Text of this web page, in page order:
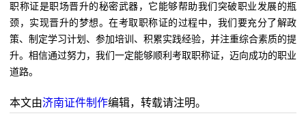
职称证是职场晋升的秘密武器，它能够帮助我们突破职业发展的瓶
颈，实现晋升的梦想。在考取职称证的过程中，我们要充分了解政
策、制定学习计划、参加培训、积累实践经验，并注重综合素质的提
升。相信通过努力，我们一定能够顺利考取职称证，迈向成功的职业
道路。
本文由济南证件制作编辑，转载请注明。